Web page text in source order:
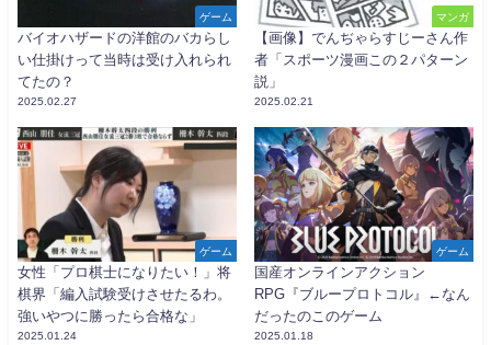
ゲーム
バイオハザードの洋館のバカらし
い仕掛けって当時は受け入れられ
てたの？
2025.02.27
マンガ
【画像】でんぢゃらすじーさん作
者「スポーツ漫画この２パターン
説」
2025.02.21
ゲーム
女性「プロ棋士になりたい！」将
棋界「編入試験受けさせたるわ。
強いやつに勝ったら合格な」
2025.01.24
ゲーム
国産オンラインアクション
RPG『ブループロトコル』←なん
だったのこのゲーム
2025.01.18